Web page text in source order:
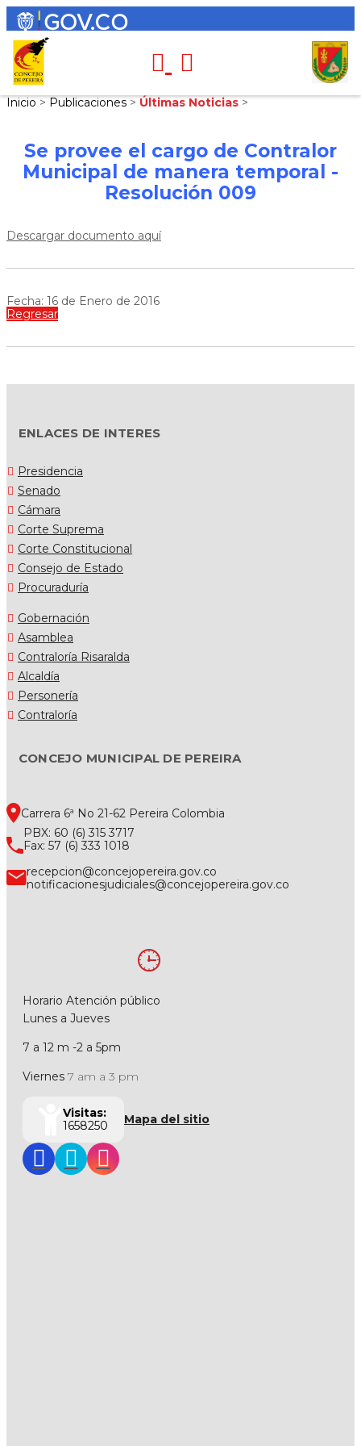
Inicio > Publicaciones > Últimas Noticias >
Se provee el cargo de Contralor
Municipal de manera temporal -
Resolución 009
Descargar documento aquí
Fecha: 16 de Enero de 2016
Regresar
ENLACES DE INTERES
Presidencia
Senado
Cámara
Corte Suprema
Corte Constitucional
Consejo de Estado
Procuraduría
Gobernación
Asamblea
Contraloría Risaralda
Alcaldía
Personería
Contraloría
CONCEJO MUNICIPAL DE PEREIRA
Carrera 6ª No 21-62 Pereira Colombia
PBX: 60 (6) 315 3717
Fax: 57 (6) 333 1018
recepcion@concejopereira.gov.co
notificacionesjudiciales@concejopereira.gov.co
Horario Atención público
Lunes a Jueves
7 a 12 m -2 a 5pm
Viernes 7 am a 3 pm
Visitas:
1658250
Mapa del sitio